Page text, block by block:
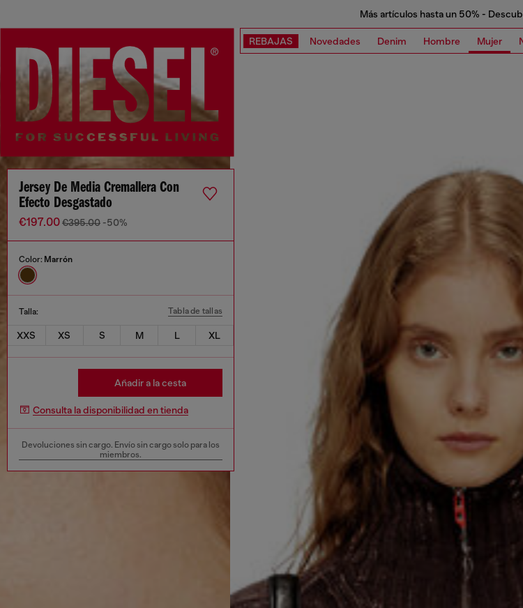
Más artículos hasta un 50% -
REBAJAS Novedades Denim Hombre Mujer
Jersey De Media Cremallera Con
Efecto Desgastado
€197.00€395.00 -50%
Color: Marrón
Talla: Tabla de tallas
XXS XS S M L XL
Añadir a la cesta
Consulta la disponibilidad en tienda
Devoluciones sin cargo. Envío sin cargo solo para los
miembros.